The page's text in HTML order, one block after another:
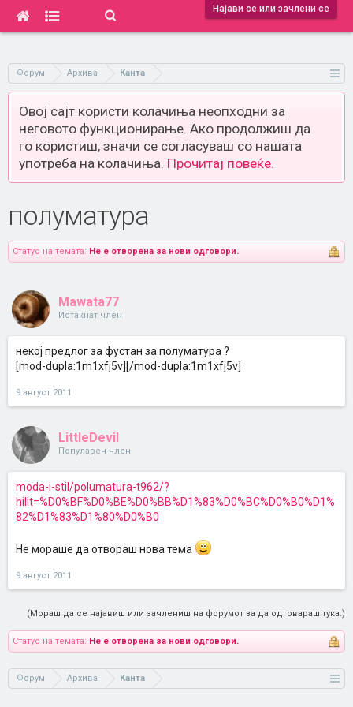
Најави се или зачлени се
Форум Архива Канта
Овој сајт користи колачиња неопходни за
неговото функционирање. Ако продолжиш да
го користиш, значи се согласуваш со нашата
употреба на колачиња. Прочитај повеќе.
полуматура
Статус на темата: Не е отворена за нови одговори.
Mawata77
Истакнат член
некој предлог за фустан за полуматура ?
[mod-dupla:1m1xfj5v][/mod-dupla:1m1xfj5v]
9 август 2011
LittleDevil
Популарен член
moda-i-stil/polumatura-t962/?
hilit=%D0%BF%D0%BE%D0%BB%D1%83%D0%BC%D0%B0%D1%
82%D1%83%D1%80%D0%B0
Не мораше да отвораш нова тема
9 август 2011
(Мораш да се најавиш или зачлениш на форумот за да одговараш тука.)
Статус на темата: Не е отворена за нови одговори.
Форум Архива Канта